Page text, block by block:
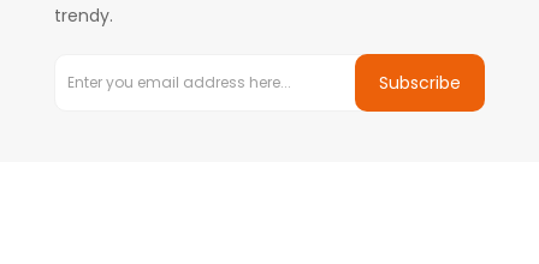
trendy.
Subscribe